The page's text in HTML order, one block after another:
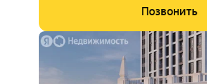
Позвонить